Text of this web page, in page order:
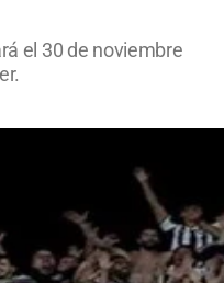
el 30 de noviembre